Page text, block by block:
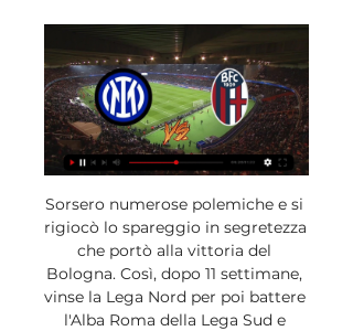
Sorsero numerose polemiche e si
rigiocò lo spareggio in segretezza
che portò alla vittoria del
Bologna. Così, dopo 11 settimane,
vinse la Lega Nord per poi battere
l'Alba Roma della Lega Sud e